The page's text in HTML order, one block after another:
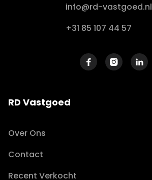
info@rd-vastgoed.nl
+31 85 107 44 57
  
RD Vastgoed
Over Ons
Contact
Recent Verkocht